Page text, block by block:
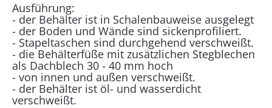
Ausführung:
- der Behälter ist in Schalenbauweise ausgelegt
- der Boden und Wände sind sickenprofiliert.
- Stapeltaschen sind durchgehend verschweißt.
- die Behälterfüße mit zusätzlichen Stegblechen
als Dachblech 30 - 40 mm hoch
- von innen und außen verschweißt.
- der Behälter ist öl- und wasserdicht
verschweißt.